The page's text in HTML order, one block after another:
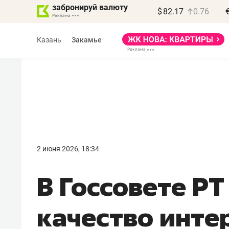
забронируй валюту $ 82.17 0.76
Казань Закамье
2 июня 2026, 18:34
В Госсовете
качество
правил, бизнес может
потерять минимум